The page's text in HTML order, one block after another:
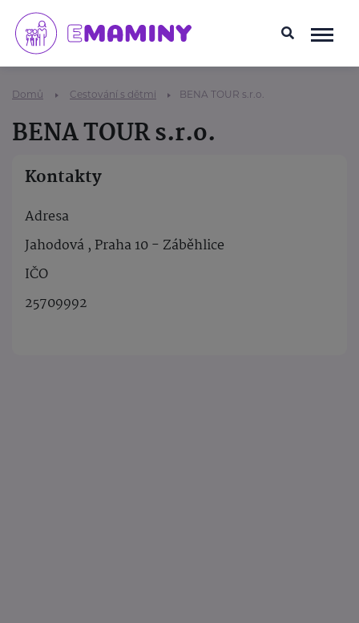
Domů Cestování s dětmi BENA TOUR s.r.o.
BENA TOUR s.r.o.
Kontakty
Adresa
Jahodová , Praha 10 - Záběhlice
IČO
25709992